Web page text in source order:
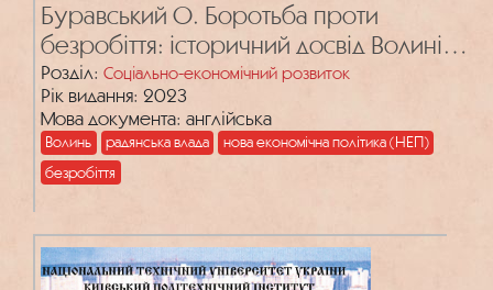
Буравський О. Боротьба проти
безробіття: історичний досвід Волині
періоду НЕП
Розділ: Соціально-економічний розвиток
Рік видання: 2023
Мова документа: англійська
Волинь радянська влада
нова економічна політика (НЕП)
безробіття